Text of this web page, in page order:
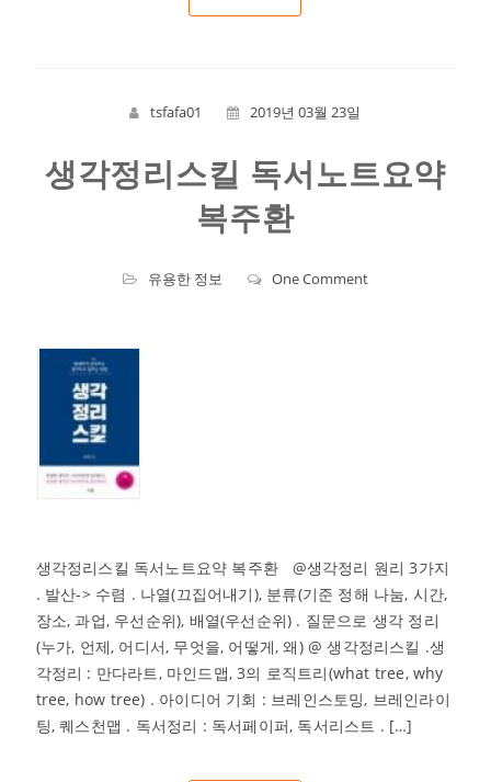
tsfafa01 2019년 03월 23일
생각정리스킬 독서노트요약
복주환
유용한 정보 One Comment
생각정리스킬 독서노트요약 복주환 @생각정리 원리 3가지
. 발산-> 수렴 . 나열(끄집어내기), 분류(기준 정해 나눔, 시간,
장소, 과업, 우선순위), 배열(우선순위) . 질문으로 생각 정리
(누가, 언제, 어디서, 무엇을, 어떻게, 왜) @ 생각정리스킬 .생
각정리 : 만다라트, 마인드맵, 3의 로직트리(what tree, why
tree, how tree) . 아이디어 기회 : 브레인스토밍, 브레인라이
팅, 퀘스천맵 . 독서정리 : 독서페이퍼, 독서리스트 . […]